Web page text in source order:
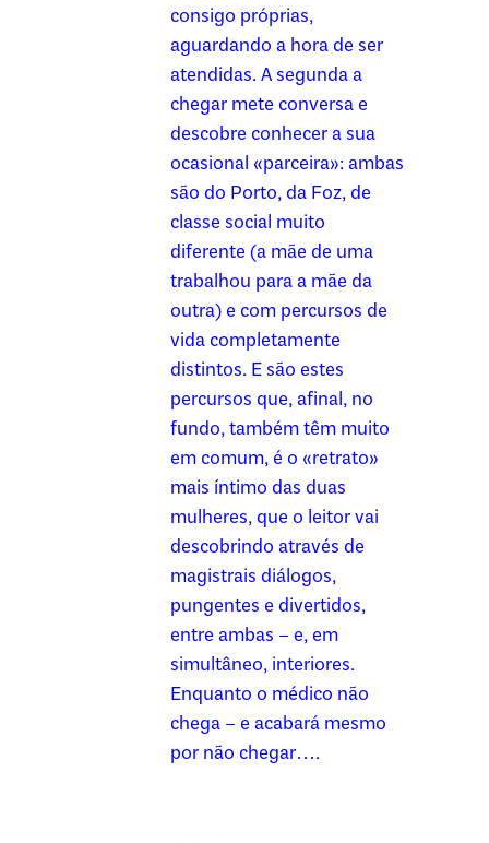
consigo próprias,
aguardando a hora de ser
atendidas. A segunda a
chegar mete conversa e
descobre conhecer a sua
ocasional «parceira»: ambas
são do Porto, da Foz, de
classe social muito
diferente (a mãe de uma
trabalhou para a mãe da
outra) e com percursos de
vida completamente
distintos. E são estes
percursos que, afinal, no
fundo, também têm muito
em comum, é o «retrato»
mais íntimo das duas
mulheres, que o leitor vai
descobrindo através de
magistrais diálogos,
pungentes e divertidos,
entre ambas – e, em
simultâneo, interiores.
Enquanto o médico não
chega – e acabará mesmo
por não chegar….